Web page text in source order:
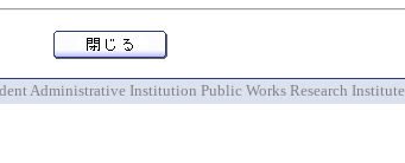
Administrative Institution Public Works Research Institute